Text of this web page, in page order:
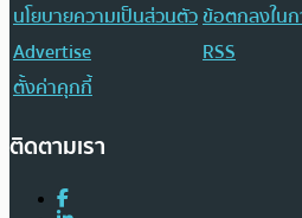
นโยบายความเป็นส่วนตัวข้อตกลงในก
Advertise
RSS
ตั้งค่าคุกกี้
ติดตามเรา